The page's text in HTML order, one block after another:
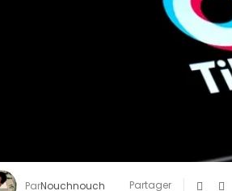
ParNouchnouch Partager